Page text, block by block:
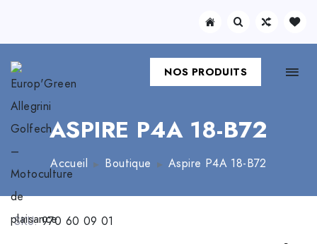
NOS PRODUITS
ASPIRE P4A 18-B72
Accueil Boutique Aspire P4A 18-B72
SKU:970 60 09 01